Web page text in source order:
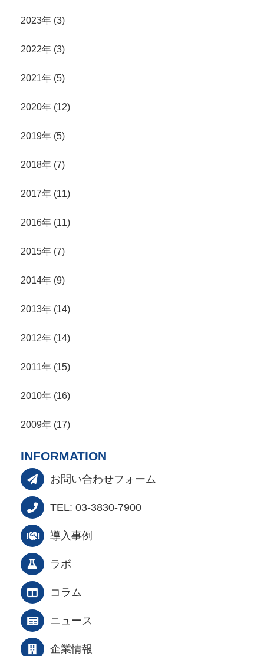
2023年 (3)
2022年 (3)
2021年 (5)
2020年 (12)
2019年 (5)
2018年 (7)
2017年 (11)
2016年 (11)
2015年 (7)
2014年 (9)
2013年 (14)
2012年 (14)
2011年 (15)
2010年 (16)
2009年 (17)
INFORMATION
お問い合わせフォーム
TEL: 03-3830-7900
導入事例
ラボ
コラム
ニュース
企業情報